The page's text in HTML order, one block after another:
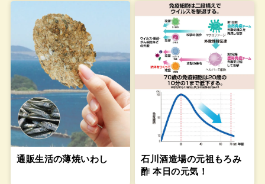
通販生活の薄焼いわし
石川酒造場の元祖もろみ
酢 本日の元気！